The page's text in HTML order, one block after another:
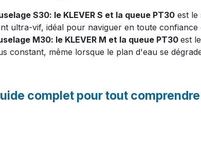
S30: le KLEVER S et la queue PT30 est le
ultra-vif, idéal pour naviguer en toute confiance
M30: le KLEVER M et la queue PT30 est
constant, même lorsque le plan d'eau se
complet pour tout